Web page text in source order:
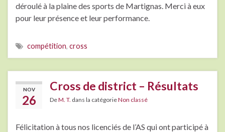
déroulé à la plaine des sports de Martignas. Merci à eux
pour leur présence et leur performance.
compétition, cross
NOV
26
Cross de district – Résultats
DeM. T. dans la catégorieNon classé
Félicitation à tous nos licenciés de l’AS qui ont participé à